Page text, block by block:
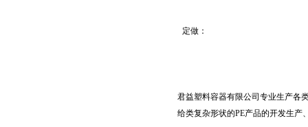
定做：
君益塑料容器有限公司专业生产各
给类复杂形状的PE产品的开发生产